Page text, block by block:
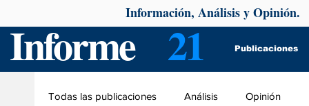
Informe 21 Publicaciones
Información, Análisis y Opinión.
Todas las publicaciones Análisis Opinión